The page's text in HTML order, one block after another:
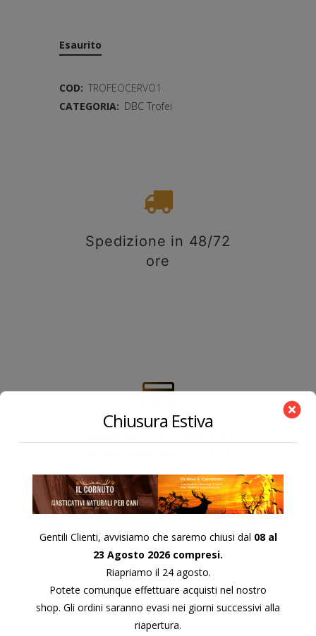
Esaurito
COD: TROFEOCERVO1
CATEGORIA: DBC Trofei
Spedizione in 48/72
ore
credito, prepagate e
carte di debito
Chiusura Estiva
Gentili Clienti, avvisiamo che saremo chiusi dal 08 al
23 Agosto 2026 compresi.
Riapriamo il 24 agosto.
Potete comunque effettuare acquisti nel nostro
shop. Gli ordini saranno evasi nei giorni successivi alla
riapertura.